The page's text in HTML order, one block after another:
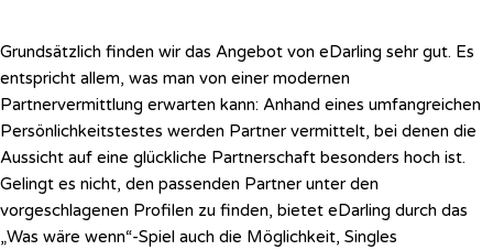
Grundsätzlich finden wir das Angebot von eDarling sehr gut. Es
entspricht allem, was man von einer modernen
Partnervermittlung erwarten kann: Anhand eines umfangreichen
Persönlichkeitstestes werden Partner vermittelt, bei denen die
Aussicht auf eine glückliche Partnerschaft besonders hoch ist.
Gelingt es nicht, den passenden Partner unter den
vorgeschlagenen Profilen zu finden, bietet eDarling durch das
„Was wäre wenn“-Spiel auch die Möglichkeit, Singles